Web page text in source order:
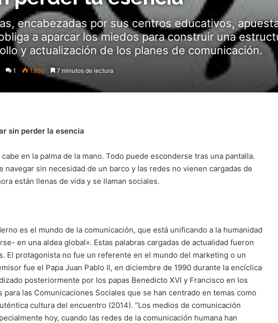
encabezadas por sus centros educativos,
a aparcar los miedos para construir una
y actualización de los planes de comunicación.
1 1.850 7 minutos de lectura
sin perder la esencia
cabe en la palma de la mano. Todo puede esconderse tras una pantalla.
navegar sin necesidad de un barco y las redes no vienen cargadas de
están llenas de vida y se llaman sociales.
es el mundo de la comunicación, que está unificando a la humanidad
en una aldea global». Estas palabras cargadas de actualidad fueron
El protagonista no fue un referente en el mundo del marketing o un
fue el Papa Juan Pablo II, en diciembre de 1990 durante la encíclica
posteriormente por los papas Benedicto XVI y Francisco en los
para las Comunicaciones Sociales que se han centrado en temas como
cultura del encuentro (2014). “Los medios de comunicación
hoy, cuando las redes de la comunicación humana han